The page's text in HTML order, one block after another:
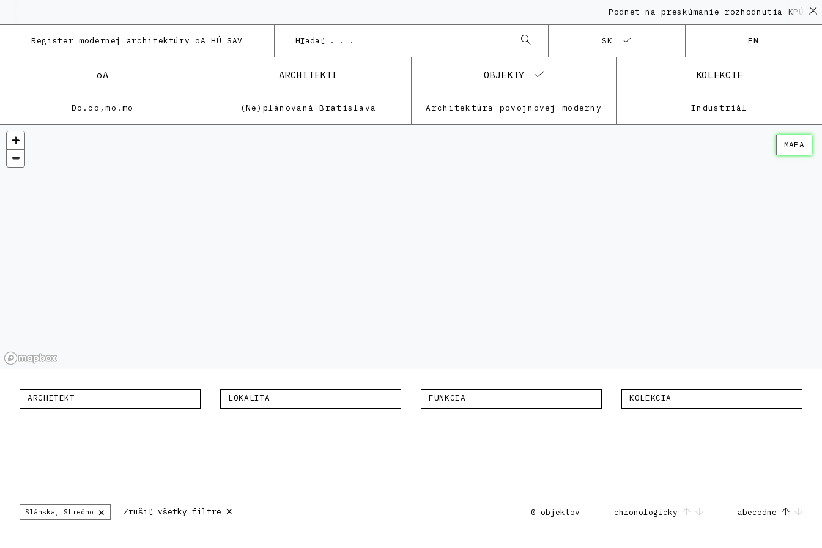
Podnet na preskúmanie rozhodnutia KPÚ
Register modernej architektúry oA HÚ SAV SK EN
oA ARCHITEKTI OBJEKTY KOLEKCIE
Do.co,mo.mo (Ne)plánovaná Bratislava Architektúra povojnovej moderny Industriál
MAPA
ARCHITEKT LOKALITA FUNKCIA KOLEKCIA
Slánska, Strečno × Zrušiť všetky filtre × 0 objektov chronologicky abecedne